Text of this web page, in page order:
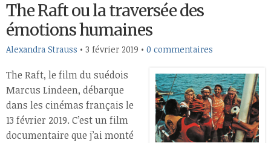
The Raft ou la traversée des
émotions humaines
Alexandra Strauss • 3 février 2019 • 0 commentaires
The Raft, le film du suédois
Marcus Lindeen, débarque
dans les cinémas français le
13 février 2019. C’est un film
documentaire que j’ai monté